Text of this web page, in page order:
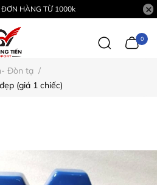
ĐƠN HÀNG TỪ 1000k
0
Đòn tạ /
(giá 1 chiếc)